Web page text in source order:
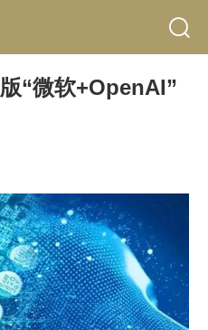
“微软+OpenAI”